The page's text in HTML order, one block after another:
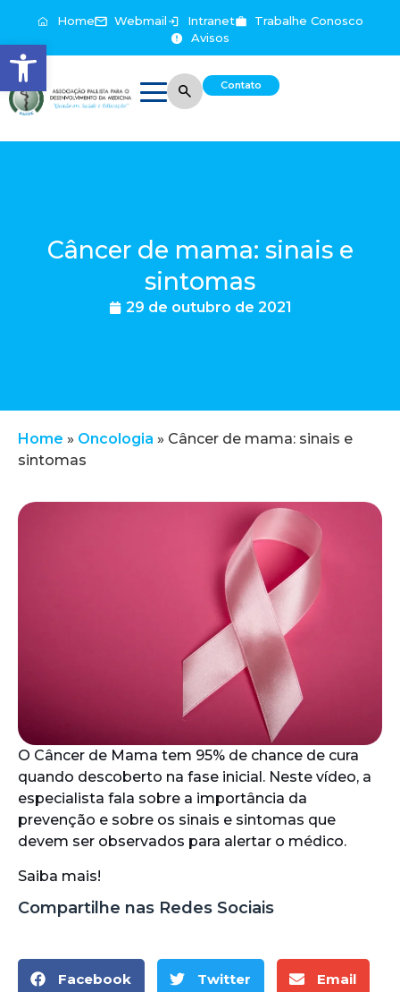
Abrir a barra de ferramentas
Home Webmail Intranet
Trabalhe Conosco
Avisos
Contato
Câncer de mama: sinais e
sintomas
29 de outubro de 2021
Home » Oncologia » Câncer de mama: sinais e
sintomas
O Câncer de Mama tem 95% de chance de cura
quando descoberto na fase inicial. Neste vídeo, a
especialista fala sobre a importância da
prevenção e sobre os sinais e sintomas que
devem ser observados para alertar o médico.
Saiba mais!
Compartilhe nas Redes Sociais
Facebook Twitter Email